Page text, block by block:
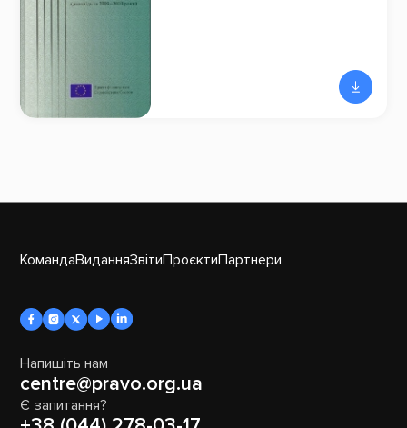
КомандаВиданняЗвітиПроєктиПартнери
Напишіть нам
centre@pravo.org.ua
Є запитання?